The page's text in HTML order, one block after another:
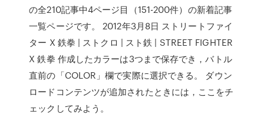
の全210記事中4ページ目（151-200件）の新着記事
一覧ページです。 2012年3月8日 ストリートファイ
ター X 鉄拳 | ストクロ | スト鉄 | STREET FIGHTER
X 鉄拳 作成したカラーは3つまで保存でき，バトル
直前の「COLOR」欄で実際に選択できる。 ダウン
ロードコンテンツが追加されたときには，ここをチ
ェックしてみよう。